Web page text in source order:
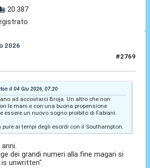
20.387
2026
#2769
il 04 Giu 2026, 07:20
ad accostarci Broja. Un altro che non
le mani e con una buona propensione
essere un nuovo sogno proibito di Fabiani.
pure ai tempi degli esordi con il Southampton.
dei grandi numeri alla fine magari si
unwritten".